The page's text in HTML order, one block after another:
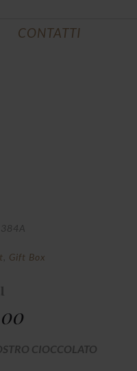
CONTATTI
Gift Box
CIOCCOLATO